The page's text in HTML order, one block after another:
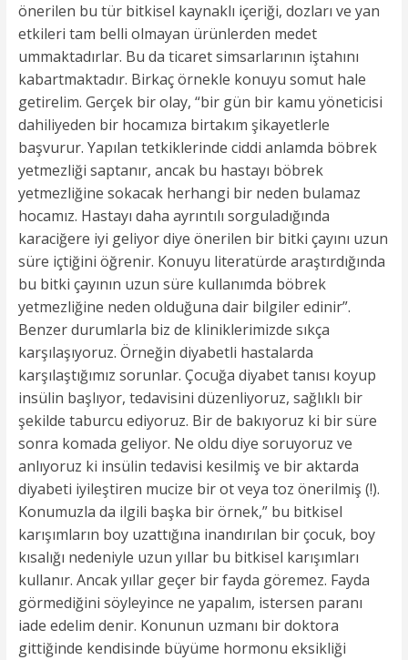
önerilen bu tür bitkisel kaynaklı içeriği, dozları ve yan
etkileri tam belli olmayan ürünlerden medet
ummaktadırlar. Bu da ticaret simsarlarının iştahını
kabartmaktadır. Birkaç örnekle konuyu somut hale
getirelim. Gerçek bir olay, “bir gün bir kamu yöneticisi
dahiliyeden bir hocamıza birtakım şikayetlerle
başvurur. Yapılan tetkiklerinde ciddi anlamda böbrek
yetmezliği saptanır, ancak bu hastayı böbrek
yetmezliğine sokacak herhangi bir neden bulamaz
hocamız. Hastayı daha ayrıntılı sorguladığında
karaciğere iyi geliyor diye önerilen bir bitki çayını uzun
süre içtiğini öğrenir. Konuyu literatürde araştırdığında
bu bitki çayının uzun süre kullanımda böbrek
yetmezliğine neden olduğuna dair bilgiler edinir”.
Benzer durumlarla biz de kliniklerimizde sıkça
karşılaşıyoruz. Örneğin diyabetli hastalarda
karşılaştığımız sorunlar. Çocuğa diyabet tanısı koyup
insülin başlıyor, tedavisini düzenliyoruz, sağlıklı bir
şekilde taburcu ediyoruz. Bir de bakıyoruz ki bir süre
sonra komada geliyor. Ne oldu diye soruyoruz ve
anlıyoruz ki insülin tedavisi kesilmiş ve bir aktarda
diyabeti iyileştiren mucize bir ot veya toz önerilmiş (!).
Konumuzla da ilgili başka bir örnek,” bu bitkisel
karışımların boy uzattığına inandırılan bir çocuk, boy
kısalığı nedeniyle uzun yıllar bu bitkisel karışımları
kullanır. Ancak yıllar geçer bir fayda göremez. Fayda
görmediğini söyleyince ne yapalım, istersen paranı
iade edelim denir. Konunun uzmanı bir doktora
gittiğinde kendisinde büyüme hormonu eksikliği